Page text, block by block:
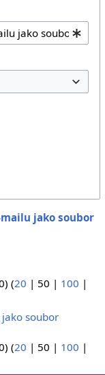
jako soubor
) (20 | 50 | 100 |
soubor
) (20 | 50 | 100 |